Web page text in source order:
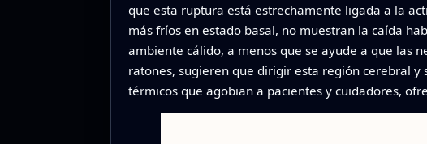
que esta ruptura está estrechamente ligada a la
más fríos en estado basal, no muestran la caída
ambiente cálido, a menos que se ayude a que las
ratones, sugieren que dirigir esta región cerebral
térmicos que agobian a pacientes y cuidadores,